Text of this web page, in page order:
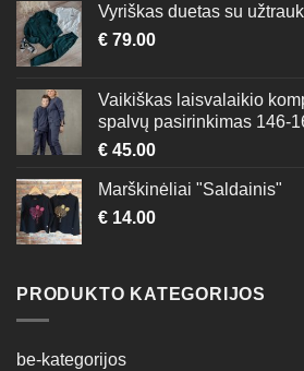
Vyriškas duetas su
€ 79.00
Vaikiškas laisvalaikio
spalvų pasirinkimas 146-
€ 45.00
Marškinėliai "Saldainis"
€ 14.00
PRODUKTO KATEGORIJOS
be-kategorijos